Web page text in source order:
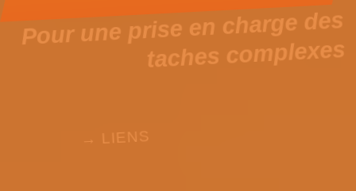
Pour une prise en charge des
taches complexes
→ LIENS